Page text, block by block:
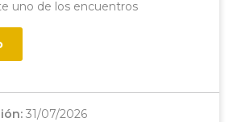
uno de los encuentros
31/07/2026